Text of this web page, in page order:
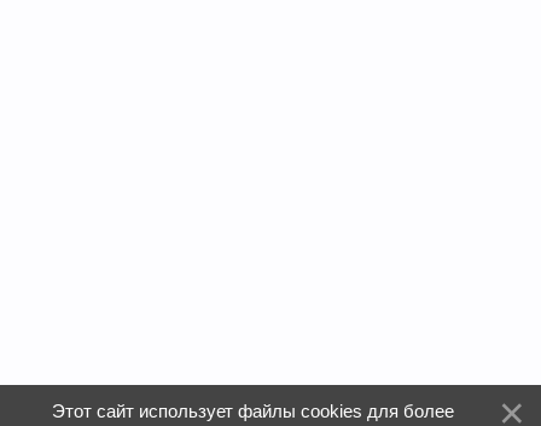
Этот сайт использует файлы cookies для более